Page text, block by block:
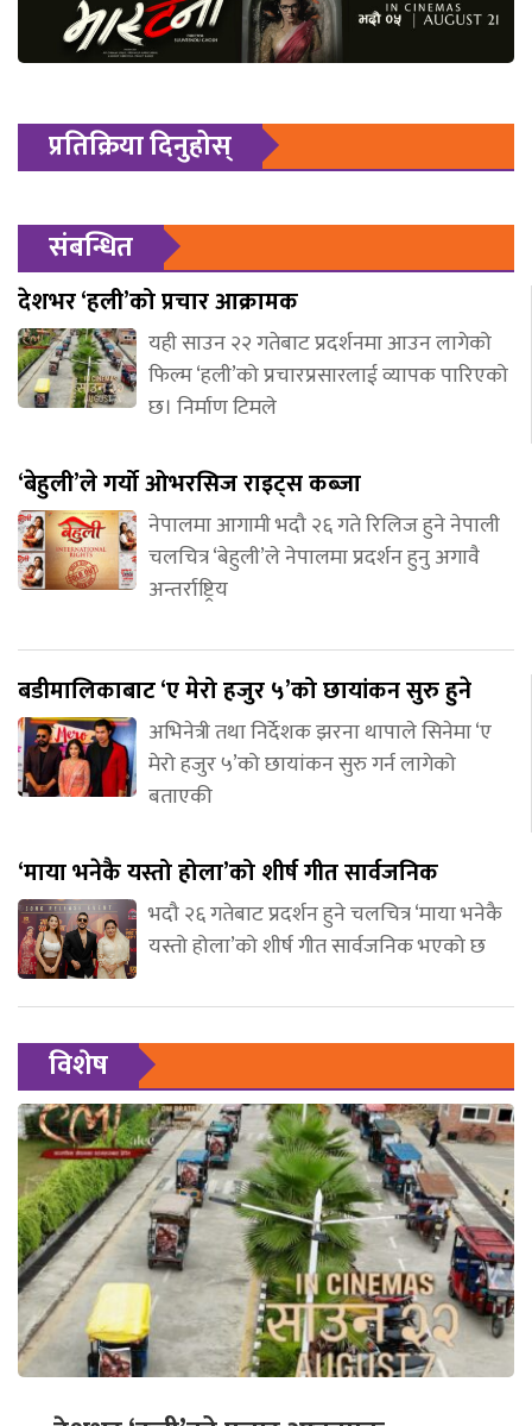
प्रतिक्रिया दिनुहोस्
संबन्धित
देशभर ‘हली’को प्रचार आक्रामक
यही साउन २२ गतेबाट प्रदर्शनमा आउन लागेको
फिल्म ‘हली’को प्रचारप्रसारलाई व्यापक पारिएको
छ। निर्माण टिमले
‘बेहुली’ले गर्यो ओभरसिज राइट्स कब्जा
नेपालमा आगामी भदौ २६ गते रिलिज हुने नेपाली
चलचित्र ‘बेहुली’ले नेपालमा प्रदर्शन हुनु अगावै
अन्तर्राष्ट्रिय
बडीमालिकाबाट ‘ए मेरो हजुर ५’को छायांकन सुरु हुने
अभिनेत्री तथा निर्देशक झरना थापाले सिनेमा ‘ए
मेरो हजुर ५’को छायांकन सुरु गर्न लागेको
बताएकी
‘माया भनेकै यस्तो होला’को शीर्ष गीत सार्वजनिक
भदौ २६ गतेबाट प्रदर्शन हुने चलचित्र ‘माया भनेकै
यस्तो होला’को शीर्ष गीत सार्वजनिक भएको छ
विशेष